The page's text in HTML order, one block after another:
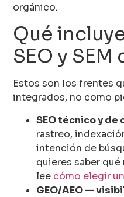
orgánico.
Qué
SEO y
Estos son los frentes
integrados, no como
SEO técnico y de
rastreo,
intención de
quieres saber
lee cómo elegir
GEO/AEO —